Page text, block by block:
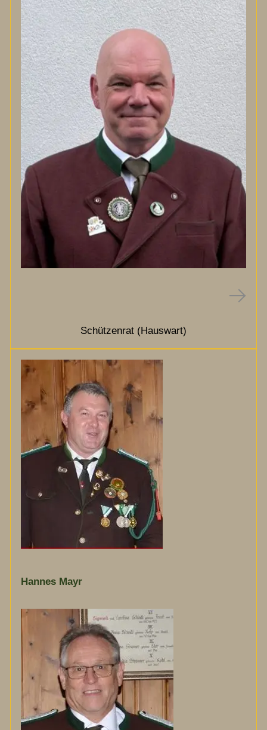
Schützenrat (Hauswart)
Hannes Mayr